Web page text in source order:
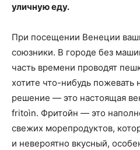
уличную еду.
При посещении Венеции
союзники. В городе без
часть времени проводят
хотите что-нибудь пожевать
решение — это настоящая
fritoìn. Фритойн — это
свежих морепродуктов,
и невероятно вкусный,